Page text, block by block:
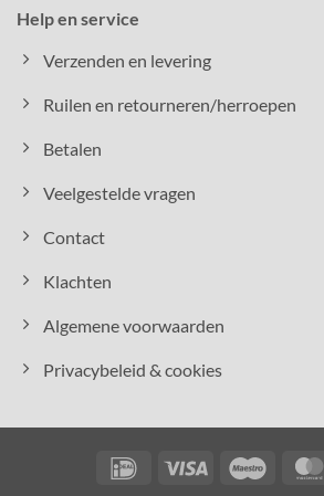
Help en service
Verzenden en levering
Ruilen en retourneren/herroepen
Betalen
Veelgestelde vragen
Contact
Klachten
Algemene voorwaarden
Privacybeleid & cookies
IDeal Visa Maestro